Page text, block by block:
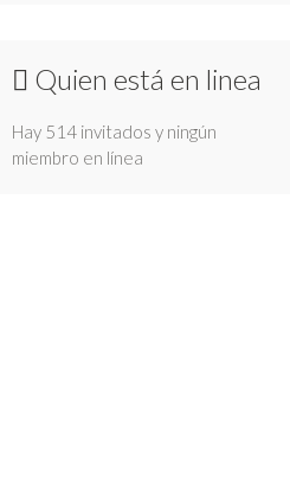
Quien está en linea
Hay 514 invitados y ningún
miembro en línea